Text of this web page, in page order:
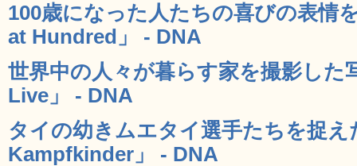
100歳になった人たちの喜びの表情
at Hundred」 - DNA
世界中の人々が暮らす家を撮影した
Live」 - DNA
タイの幼きムエタイ選手たちを捉
Kampfkinder」 - DNA